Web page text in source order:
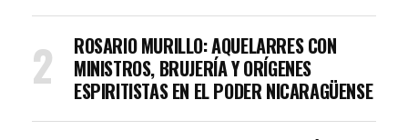
ROSARIO MURILLO: AQUELARRES CON
MINISTROS, BRUJERÍA Y ORÍGENES
ESPIRITISTAS EN EL PODER NICARAGÜENSE